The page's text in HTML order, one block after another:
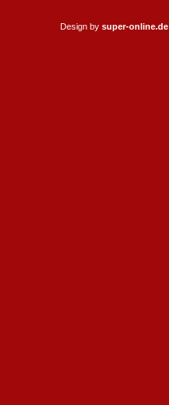
Design by super-online.de